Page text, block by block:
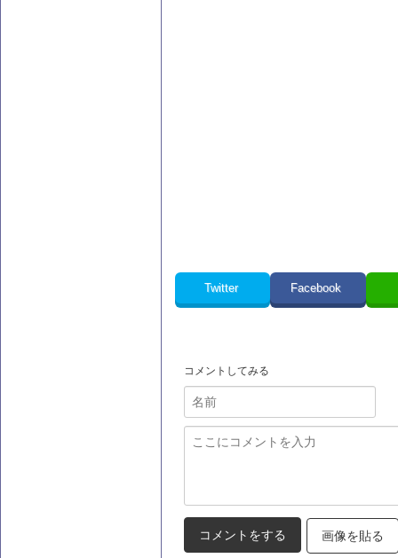
Twitter Facebook
コメントしてみる
画像を貼る